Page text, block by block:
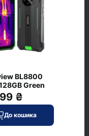
BL8800
Green
₴
До кошика